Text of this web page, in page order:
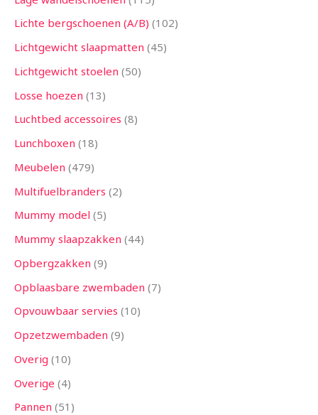
Lichte bergschoenen (A/B) 102
Lichtgewicht slaapmatten 45
Lichtgewicht stoelen 50
Losse hoezen 13
Luchtbed accessoires 8
Lunchboxen 18
Meubelen 479
Multifuelbranders 2
Mummy model 5
Mummy slaapzakken 44
Opbergzakken 9
Opblaasbare zwembaden 7
Opvouwbaar servies 10
Opzetzwembaden 9
Overig 10
Overige 4
Pannen 51